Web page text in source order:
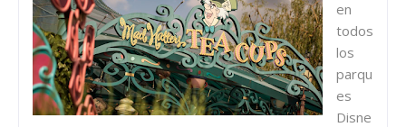
en
todos
los
parqu
es
Disne